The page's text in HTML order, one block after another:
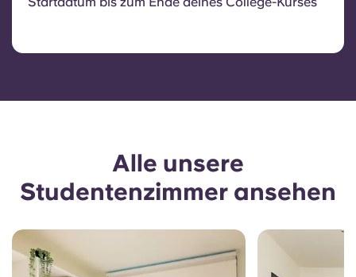
Alle unsere
Studentenzimmer ansehen